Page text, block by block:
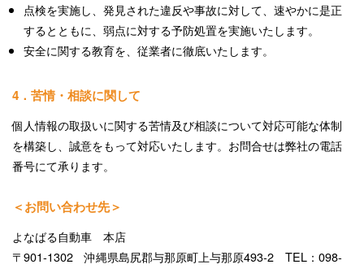
点検を実施し、発見された違反や事故に対して、速やかに是正
するとともに、弱点に対する予防処置を実施いたします。
安全に関する教育を、従業者に徹底いたします。
4．苦情・相談に関して
個人情報の取扱いに関する苦情及び相談について対応可能な体制
を構築し、誠意をもって対応いたします。お問合せは弊社の電話
番号にて承ります。
＜お問い合わせ先＞
よなばる自動車 本店
〒901-1302 沖縄県島尻郡与那原町上与那原493-2 TEL：098-